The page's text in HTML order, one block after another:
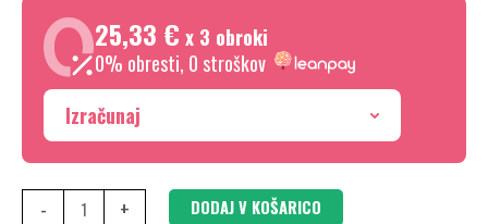
25,33 € x 3 obroki
0% obresti, 0 stroškov
Izračunaj
-
DWZ0IB5N0
količina
+ DODAJ V KOŠARICO